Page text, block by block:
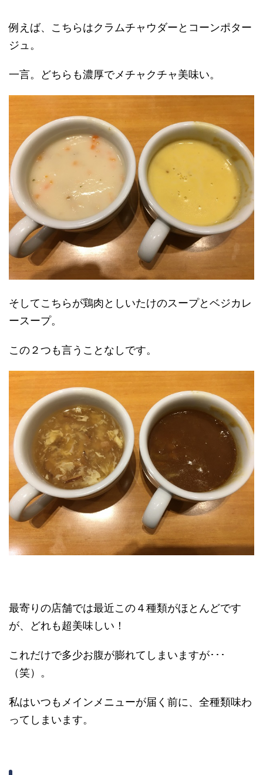
例えば、こちらはクラムチャウダーとコーンポター
ジュ。
一言。どちらも濃厚でメチャクチャ美味い。
そしてこちらが鶏肉としいたけのスープとベジカレ
ースープ。
この２つも言うことなしです。
最寄りの店舗では最近この４種類がほとんどです
が、どれも超美味しい！
これだけで多少お腹が膨れてしまいますが･･･
（笑）。
私はいつもメインメニューが届く前に、全種類味わ
ってしまいます。